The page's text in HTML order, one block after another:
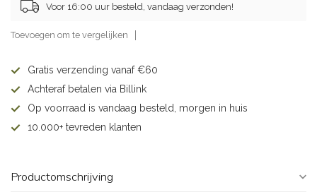
Voor 16:00 uur besteld, vandaag verzonden!
Toevoegen om te vergelijken
Gratis verzending vanaf €60
Achteraf betalen via Billink
Op voorraad is vandaag besteld, morgen in huis
10.000+ tevreden klanten
Productomschrijving